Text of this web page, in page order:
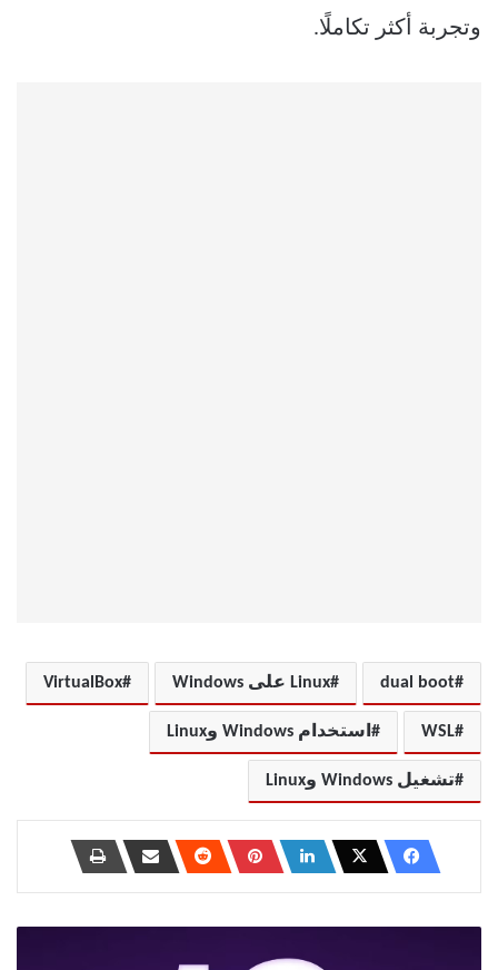
وتجربة أكثر تكاملًا.
dual boot Linux على Windows VirtualBox
WSL استخدام Windows وLinux
تشغيل Windows وLinux